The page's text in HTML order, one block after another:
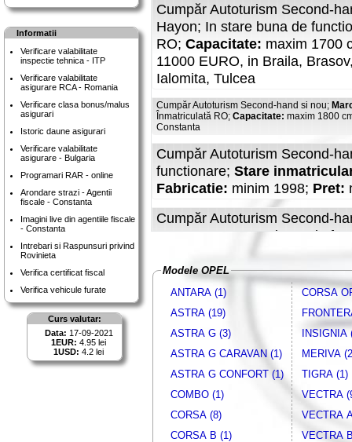
Informatii
Verificare valabilitate
inspectie tehnica - ITP
Verificare valabilitate
asigurare RCA - Romania
Verificare clasa bonus/malus
asigurari
Istoric daune asigurari
Verificare valabilitate
asigurare - Bulgaria
Programari RAR - online
Arondare strazi - Agentii
fiscale - Constanta
Imagini live din agentiile fiscale
- Constanta
Intrebari si Raspunsuri privind
Rovinieta
Verifica certificat fiscal
Verifica vehicule furate
Curs valutar:
Data: 17-09-2021
1EUR: 4.95 lei
1USD: 4.2 lei
Cumpăr Autoturism Second-
Hayon; In stare buna de
RO; Capacitate: maxim 1700
11000 EURO, in Braila,
Ialomita, Tulcea
Cumpăr Autoturism Second-hand si nou;
Înmatriculată RO; Capacitate: maxim 1800
Constanta
Cumpăr Autoturism Second-
functionare; Stare
Fabricatie: minim 1998; Pret:
Cumpăr Autoturism Second-
cu Hayon; In stare buna de
Fabricatie:minim 2006;Pret:
BUCURESTI, CALARASI,
Cumpăr Autoturism Second-hand si nou;
Înmatriculată RO;
minim 2007;
Cumpăr Autoturism Second-
Stare
maxim 1840 cmc;
Fabricatie:
viteze:: Manuala, in
Modele OPEL
ANTARA (1)
ASTRA (19)
ASTRA G (3)
ASTRA G CARAVAN (1)
ASTRA G CONFORT (1)
COMBO (1)
CORSA (8)
CORSA B (1)
CORSA
INSIGNIA
MERIVA
TIGRA (1)
VECTRA
VECTRA
VECTRA